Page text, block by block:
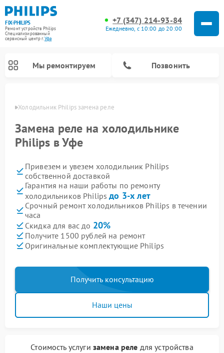
FIX-PHILIPS
Ремонт устройств Philips
Специализированный
cервисный центр г.Уфа
+7 (347) 214-93-84
Ежедневно, с 10:00 до 20:00
Мы ремонтируем Позвонить
Уфе Холодильник Philips замена реле
Замена реле на холодильнике
Philips в Уфе
Привезем и увезем холодильник Philips
собственной доставкой
Гарантия на наши работы по ремонту
холодильников Philipsдо 3-х лет
Срочный ремонт холодильников Philips в течении
часа
Скидка для вас до 20%
Получите 1500 рублей на ремонт
Оригинальные комплектующие Philips
Получить консультацию
Наши цены
Стоимость услуги замена реле для устройства